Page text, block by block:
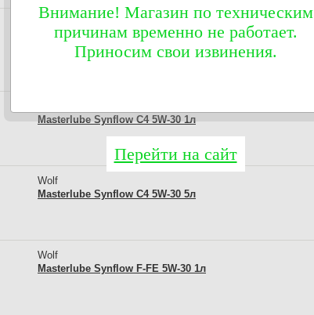
Внимание! Магазин по техническим
причинам временно не работает.
Приносим свои извинения.
Перейти на сайт
Masterlube Synflow C3 5W-40 5л
Masterlube Synflow C4 5W-30 1л
Wolf
Masterlube Synflow C4 5W-30 5л
Wolf
Masterlube Synflow F-FE 5W-30 1л